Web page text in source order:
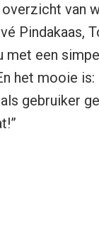
van
Pindakaas,
met een
het mooie is:
gebruiker